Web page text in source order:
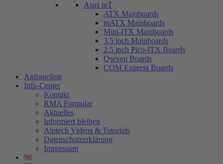
Asus ioT
ATX Mainboards
mATX Mainboards
Mini-ITX Mainboards
3.5 inch Mainboards
2.5 inch Pico-ITX Boards
Qseven Boards
COM Express Boards
Anfrageliste
Info-Center
Kontakt
RMA Formular
Aktuelles
Informiert bleiben
Alptech Videos & Tutorials
Datenschutzerklärung
Impressum